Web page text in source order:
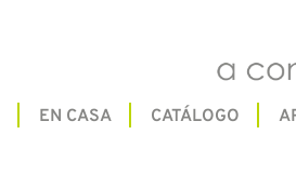
EN CASA CATÁLOGO